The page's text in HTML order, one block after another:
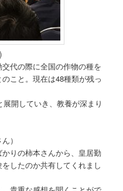
代の際に全国の作物の種を
こと。現在は48種類が残っ
開していき、教養が深まり
）
りの柿本さんから、皇居勤
したのか共有してくれまし